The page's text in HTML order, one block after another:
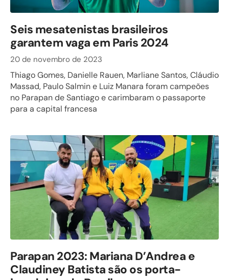
Seis mesatenistas brasileiros
garantem vaga em Paris 2024
20 de novembro de 2023
Thiago Gomes, Danielle Rauen, Marliane Santos, Cláudio
Massad, Paulo Salmin e Luiz Manara foram campeões
no Parapan de Santiago e carimbaram o passaporte
para a capital francesa
Parapan 2023: Mariana D’Andrea e
Claudiney Batista são os porta-